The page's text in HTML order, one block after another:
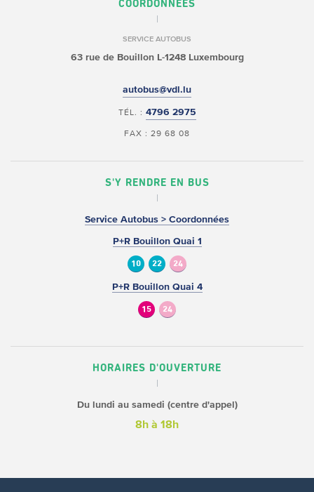
COORDONNÉES
SERVICE AUTOBUS
63 rue de BouillonL-1248 Luxembourg
autobus@vdl.lu
TÉL. : 4796 2975
FAX : 29 68 08
S'Y RENDRE EN BUS
Service Autobus > Coordonnées
P+R Bouillon Quai 1
10 22 24
P+R Bouillon Quai 4
15 24
HORAIRES D'OUVERTURE
Du lundi au samedi (centre d'appel)
8h à 18h